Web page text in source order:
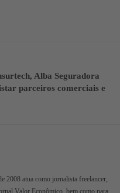
Alba Seguradora
parceiros comerciais e
2008 atua como jornalista freelancer,
Valor Econômico, bem como para